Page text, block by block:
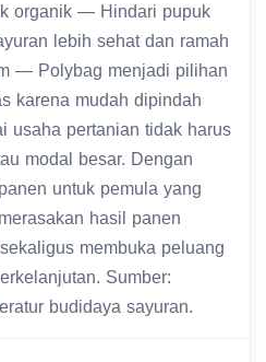
organik — Hindari pupuk
lebih sehat dan ramah
— Polybag menjadi pilihan
karena mudah dipindah
usaha pertanian tidak harus
modal besar. Dengan
untuk pemula yang
hasil panen
membuka peluang
Sumber:
budidaya sayuran.